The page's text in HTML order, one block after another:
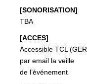
[SONORISATION]
TBA
[ACCES]
Accessible TCL
par email la veille
de l’événement